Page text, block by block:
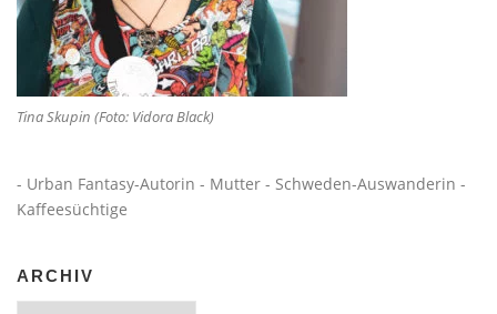
Tina Skupin (Foto: Vidora Black)
- Urban Fantasy-Autorin - Mutter - Schweden-Auswanderin -
Kaffeesüchtige
ARCHIV